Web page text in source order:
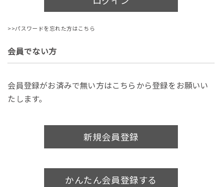
>>パスワードを忘れた方はこちら
会員でない方
会員登録がお済みで無い方はこちらから登録をお願いい
たします。
新規会員登録
かんたん会員登録する